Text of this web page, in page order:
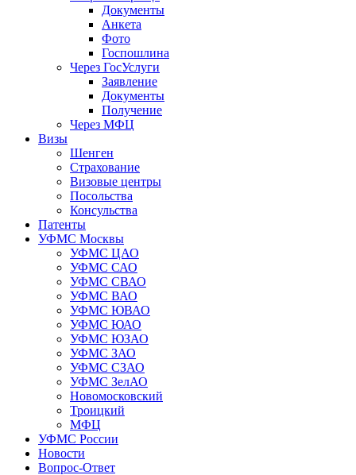
Документы
Анкета
Фото
Госпошлина
Через ГосУслуги
Заявление
Документы
Получение
Через МФЦ
Визы
Шенген
Страхование
Визовые центры
Посольства
Консульства
Патенты
УФМС Москвы
УФМС ЦАО
УФМС САО
УФМС СВАО
УФМС ВАО
УФМС ЮВАО
УФМС ЮАО
УФМС ЮЗАО
УФМС ЗАО
УФМС СЗАО
УФМС ЗелАО
Новомосковский
Троицкий
МФЦ
УФМС России
Новости
Вопрос-Ответ